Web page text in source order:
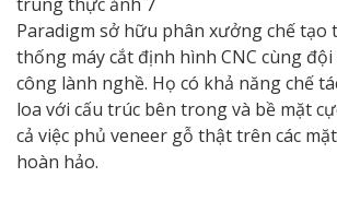
Paradigm sở hữu phân xưởng chế tạo
thống máy cắt định hình CNC cùng
công lành nghề. Họ có khả năng chế
loa với cấu trúc bên trong và bề mặt
cả việc phủ veneer gỗ thật trên các
hoàn hảo.